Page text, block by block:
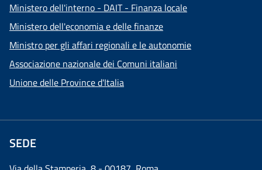
Ministero dell'interno - DAIT - Finanza locale
Ministero dell'economia e delle finanze
Ministro per gli affari regionali e le autonomie
Associazione nazionale dei Comuni italiani
Unione delle Province d'Italia
SEDE